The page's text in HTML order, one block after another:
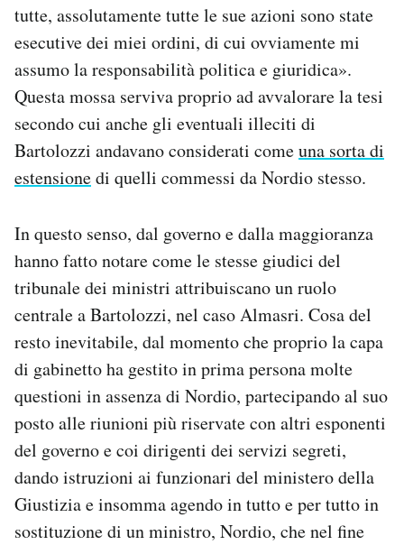
tutte, assolutamente tutte le sue azioni sono state
esecutive dei miei ordini, di cui ovviamente mi
assumo la responsabilità politica e giuridica».
Questa mossa serviva proprio ad avvalorare la tesi
secondo cui anche gli eventuali illeciti di
Bartolozzi andavano considerati comeuna sorta di
estensionedi quelli commessi da Nordio stesso.
In questo senso, dal governo e dalla maggioranza
hanno fatto notare come le stesse giudici del
tribunale dei ministri attribuiscano un ruolo
centrale a Bartolozzi, nel caso Almasri. Cosa del
resto inevitabile, dal momento che proprio la capa
di gabinetto ha gestito in prima persona molte
questioni in assenza di Nordio, partecipando al suo
posto alle riunioni più riservate con altri esponenti
del governo e coi dirigenti dei servizi segreti,
dando istruzioni ai funzionari del ministero della
Giustizia e insomma agendo in tutto e per tutto in
sostituzione di un ministro, Nordio, che nel fine